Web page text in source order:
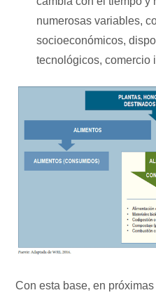
numerosas variables,
socioeconómicos,
tecnológicos, comercio
Con esta base, en